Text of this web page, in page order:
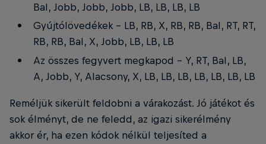
Bal, Jobb, Jobb, Jobb, LB, LB, LB, LB
Gyújtólövedékek - LB, RB, X, RB, RB, Bal, RT, RT,
RB, RB, Bal, X, Jobb, LB, LB, LB
Az összes fegyvert megkapod - Y, RT, Bal, LB,
A, Jobb, Y, Alacsony, X, LB, LB, LB, LB, LB, LB, LB
Reméljük sikerült feldobni a várakozást. Jó játékot és
sok élményt, de ne feledd, az igazi sikerélmény
akkor ér, ha ezen kódok nélkül teljesíted a